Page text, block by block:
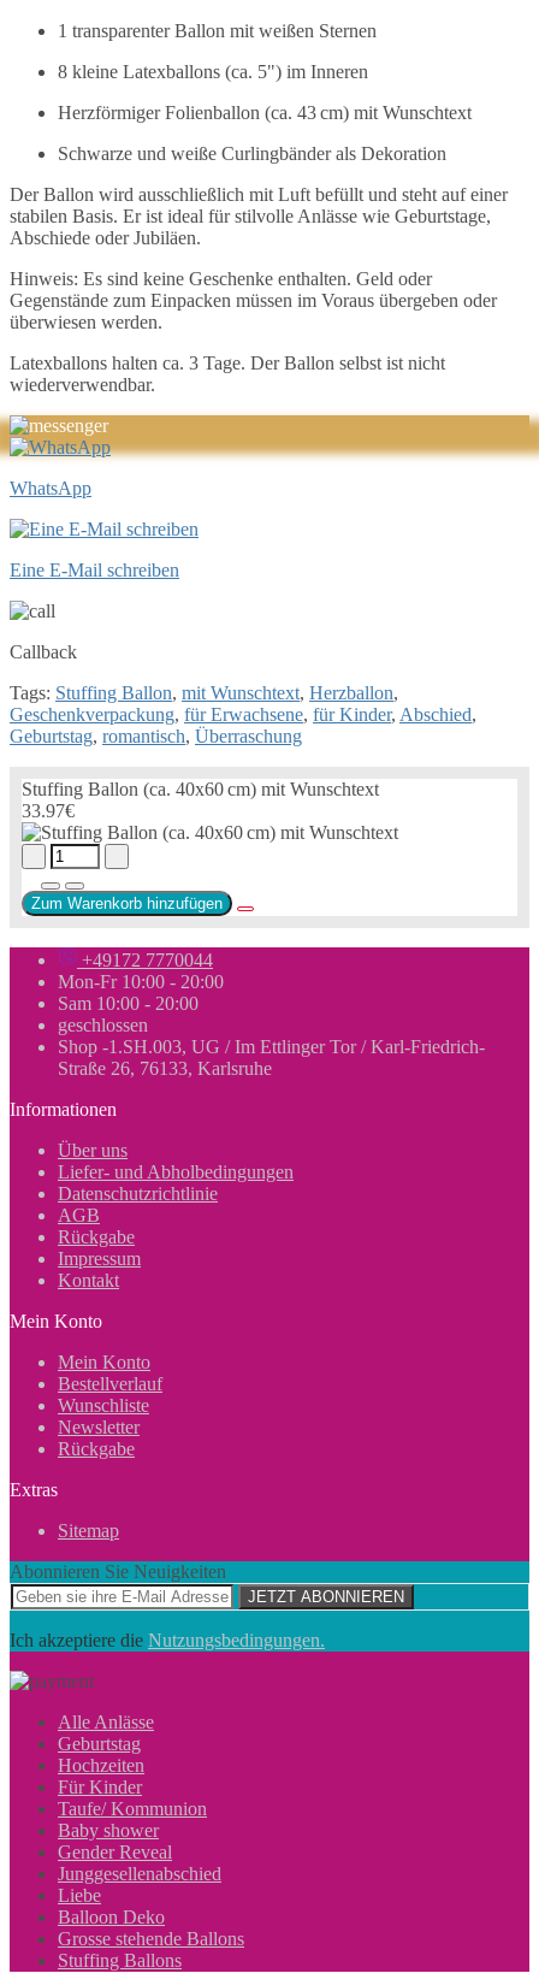
1 transparenter Ballon mit weißen Sternen
8 kleine Latexballons (ca. 5") im Inneren
Herzförmiger Folienballon (ca. 43 cm) mit Wunschtext
Schwarze und weiße Curlingbänder als Dekoration
Der Ballon wird ausschließlich mit Luft befüllt und steht auf einer
stabilen Basis. Er ist ideal für stilvolle Anlässe wie Geburtstage,
Abschiede oder Jubiläen.
Hinweis: Es sind keine Geschenke enthalten. Geld oder
Gegenstände zum Einpacken müssen im Voraus übergeben oder
überwiesen werden.
Latexballons halten ca. 3 Tage. Der Ballon selbst ist nicht
wiederverwendbar.
WhatsApp
Eine E-Mail schreiben
Callback
Tags: Stuffing Ballon, mit Wunschtext, Herzballon,
Geschenkverpackung, für Erwachsene, für Kinder, Abschied,
Geburtstag, romantisch, Überraschung
Stuffing Ballon (ca. 40x60 cm) mit Wunschtext
33.97€
Zum Warenkorb hinzufügen
+49172 7770044
Mon-Fr 10:00 - 20:00
Sam 10:00 - 20:00
geschlossen
Shop -1.SH.003, UG / Im Ettlinger Tor / Karl-Friedrich-
Straße 26, 76133, Karlsruhe
Informationen
Über uns
Liefer- und Abholbedingungen
Datenschutzrichtlinie
AGB
Rückgabe
Impressum
Kontakt
Mein Konto
Mein Konto
Bestellverlauf
Wunschliste
Newsletter
Rückgabe
Extras
Sitemap
Abonnieren Sie Neuigkeiten
JETZT ABONNIEREN
Ich akzeptiere die Nutzungsbedingungen.
Alle Anlässe
Geburtstag
Hochzeiten
Für Kinder
Taufe/ Kommunion
Baby shower
Gender Reveal
Junggesellenabschied
Liebe
Balloon Deko
Grosse stehende Ballons
Stuffing Ballons